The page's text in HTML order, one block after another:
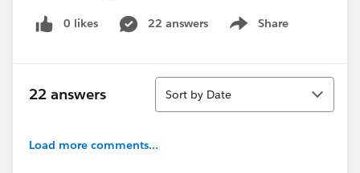
0 likes 22 answers Share
Show menu
22 answers
Sort
Sort by Date
Load more comments...